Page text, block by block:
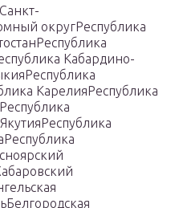
округРеспублика
Кабардино-
КарелияРеспублика